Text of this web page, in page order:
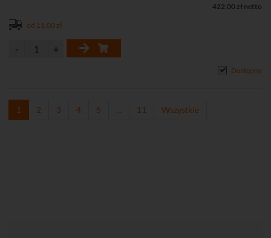
422,00 zł netto
od 11,00 zł
Dostępny
1 2 3 4 5 ... 11 Wszystkie